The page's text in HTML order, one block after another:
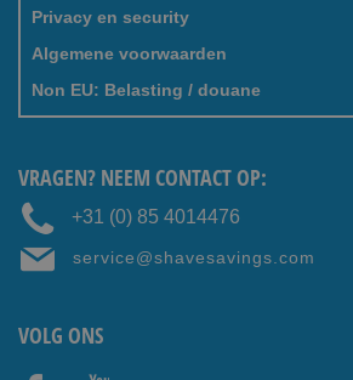
Privacy en security
Algemene voorwaarden
Non EU: Belasting / douane
VRAGEN? NEEM CONTACT OP:
+31 (0) 85 4014476
service@shavesavings.com
VOLG ONS